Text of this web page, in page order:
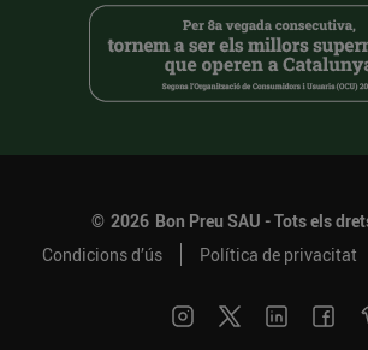
© 2026 Bon Preu SAU - Tots els
Condicions d’ús
Política de privacitat